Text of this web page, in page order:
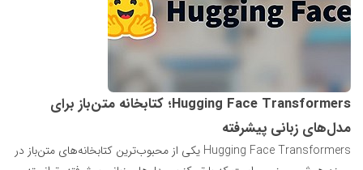
Hugging Face Transformers؛ کتابخانه متن‌باز برای
مدل‌های زبانی پیشرفته
Hugging Face Transformers یکی از محبوب‌ترین کتابخانه‌های متن‌باز در